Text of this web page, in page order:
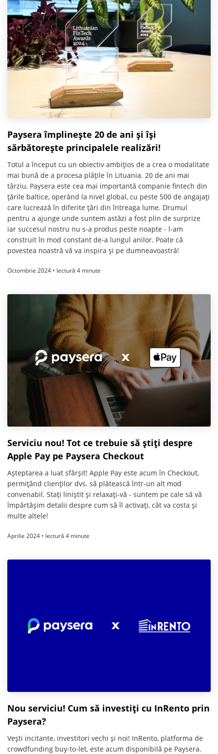
Paysera împlinește 20 de ani și își
sărbătorește principalele realizări!
Totul a început cu un obiectiv ambițios de a crea o modalitate
mai bună de a procesa plățile în Lituania. 20 de ani mai
târziu, Paysera este cea mai importantă companie fintech din
țările baltice, operând la nivel global, cu peste 500 de angajați
care lucrează în diferite țări din întreaga lume. Drumul
pentru a ajunge unde suntem astăzi a fost plin de surprize
iar succesul nostru nu s-a produs peste noapte - l-am
construit în mod constant de-a lungul anilor. Poate că
povestea noastră vă va inspira și pe dumneavoastră!
Octombrie 2024 • lectură 4 minute
Serviciu nou! Tot ce trebuie să știți despre
Apple Pay pe Paysera Checkout
Așteptarea a luat sfârșit! Apple Pay este acum în Checkout,
permițând clienților dvs. să plătească într-un alt mod
convenabil. Stați liniștit și relaxați-vă - suntem pe cale să vă
împărtășim detalii despre cum să îl activați, cât va costa și
multe altele!
Aprilie 2024 • lectură 4 minute
Nou serviciu! Cum să investiți cu InRento prin
Paysera?
Vești incitante, investitori vechi și noi! InRento, platforma de
crowdfunding buy-to-let, este acum disponibilă pe Paysera.